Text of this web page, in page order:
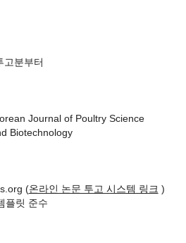
성기
, Seong-Hye Go
고분부터
Journal of Poultry Science
Biotechnology
(온라인 논문 투고 시스템 링크 )
플릿 준수